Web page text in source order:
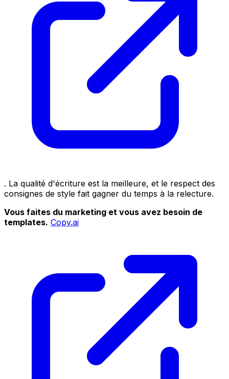
. La qualité d'écriture est la meilleure, et le respect des
consignes de style fait gagner du temps à la relecture.
Vous faites du marketing et vous avez besoin de
templates. Copy.ai